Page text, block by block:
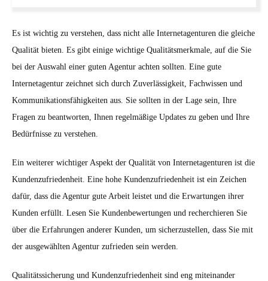
Es ist wichtig zu verstehen, dass nicht alle Internetagenturen die gleiche
Qualität bieten. Es gibt einige wichtige Qualitätsmerkmale, auf die Sie
bei der Auswahl einer guten Agentur achten sollten. Eine gute
Internetagentur zeichnet sich durch Zuverlässigkeit, Fachwissen und
Kommunikationsfähigkeiten aus. Sie sollten in der Lage sein, Ihre
Fragen zu beantworten, Ihnen regelmäßige Updates zu geben und Ihre
Bedürfnisse zu verstehen.
Ein weiterer wichtiger Aspekt der Qualität von Internetagenturen ist die
Kundenzufriedenheit. Eine hohe Kundenzufriedenheit ist ein Zeichen
dafür, dass die Agentur gute Arbeit leistet und die Erwartungen ihrer
Kunden erfüllt. Lesen Sie Kundenbewertungen und recherchieren Sie
über die Erfahrungen anderer Kunden, um sicherzustellen, dass Sie mit
der ausgewählten Agentur zufrieden sein werden.
Qualitätssicherung und Kundenzufriedenheit sind eng miteinander